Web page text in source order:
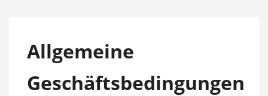
Allgemeine
Geschäftsbedingungen